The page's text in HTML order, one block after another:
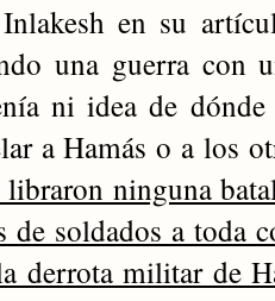
en su
una guerra con
ni idea de
a Hamás o a los
libraron ninguna
de soldados a toda
derrota militar de